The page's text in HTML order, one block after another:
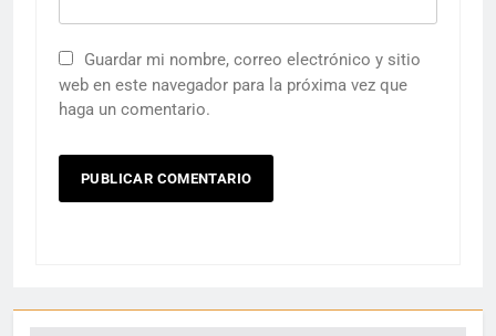
Guardar mi nombre, correo electrónico y sitio
web en este navegador para la próxima vez que
haga un comentario.